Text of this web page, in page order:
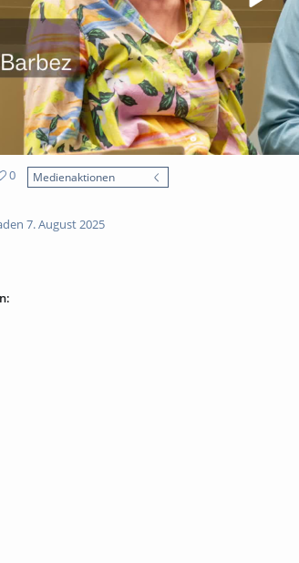
0
Medienaktionen
7. August 2025